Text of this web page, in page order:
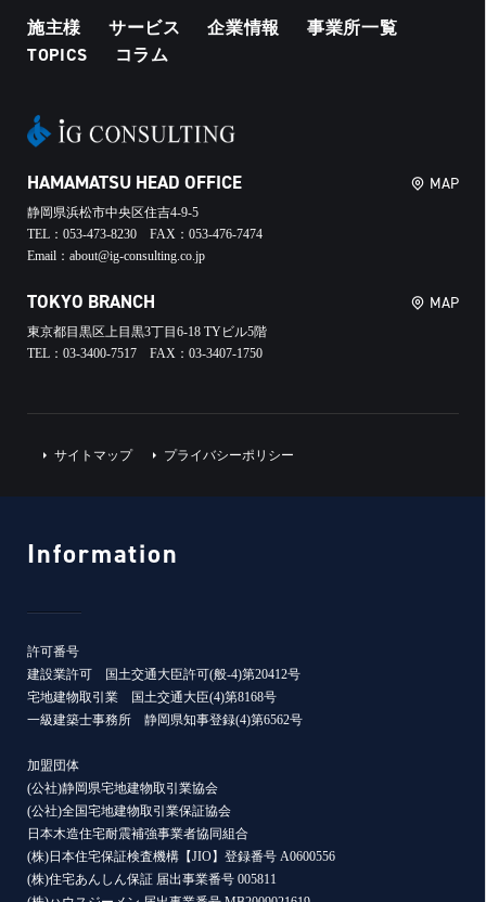
施主様 サービス 企業情報
事業所一覧
TOPICS
コラム
HAMAMATSU HEAD OFFICE
静岡県浜松市中央区住吉4-9-5
TEL：053-473-8230 FAX：053-476-7474
Email：about@ig-consulting.co.jp
MAP
TOKYO BRANCH
東京都目黒区上目黒3丁目6-18 TYビル5階
TEL：03-3400-7517 FAX：03-3407-1750
MAP
サイトマップ プライバシーポリシー
Information
許可番号
建設業許可 国土交通大臣許可(般-4)第20412号
宅地建物取引業 国土交通大臣(4)第8168号
一級建築士事務所 静岡県知事登録(4)第6562号
加盟団体
(公社)静岡県宅地建物取引業協会
(公社)全国宅地建物取引業保証協会
日本木造住宅耐震補強事業者協同組合
(株)日本住宅保証検査機構【JIO】登録番号 A0600556
(株)住宅あんしん保証 届出事業番号 005811